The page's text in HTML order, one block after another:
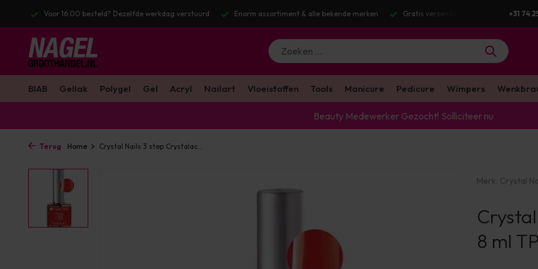
Voor 16:00 besteld? Dezelfde werkdag verstuurd Enorm assortiment & alle bekende merken Gratis verzending v.a. €100 excl. BTW
+31 74
BIAB Gellak Polygel Gel Acryl Nailart Vloeistoffen Tools Manicure Pedicure Wimpers
Beauty Medewerker Gezocht! Solliciteer nu
Terug Home Crystal Nails 3 step Crystalac...
Merk: Crystal
8 ml